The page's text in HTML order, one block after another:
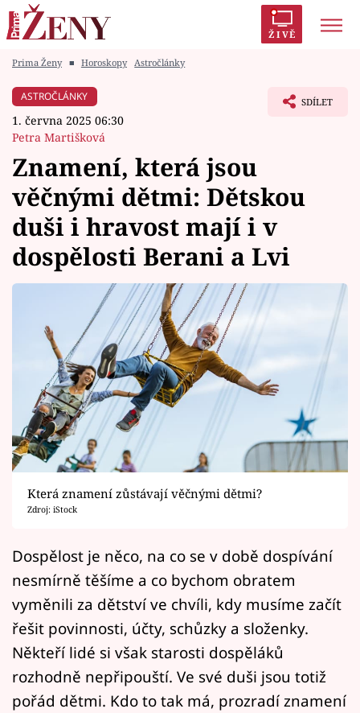
ŽIVĚ
Módní alarm
Témata
Celebrity
Vztahy
Seriály
Horoskopy
Sledujte prima+
Filmový festival Karlovy Vary
Přihlášení
Sledujte nás
Prima Ženy ■ Horoskopy Astročlánky
ASTROČLÁNKY
1. června 2025 06:30
Petra Martišková
SDÍLET
Znamení, která jsou
věčnými dětmi: Dětskou
duši i hravost mají i v
dospělosti Berani a Lvi
Která znamení zůstávají věčnými dětmi?
Zdroj: iStock
Dospělost je něco, na co se v době dospívání
nesmírně těšíme a co bychom obratem
vyměnili za dětství ve chvíli, kdy musíme začít
řešit povinnosti, účty, schůzky a složenky.
Někteří lidé si však starosti dospěláků
rozhodně nepřipouští. Ve své duši jsou totiž
pořád dětmi. Kdo to tak má, prozradí znamení